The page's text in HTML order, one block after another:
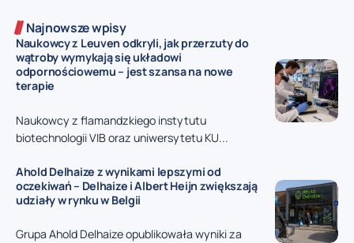
Najnowsze wpisy
Naukowcy z Leuven odkryli, jak przerzuty do
wątroby wymykają się układowi
odpornościowemu – jest szansa na nowe
terapie
Naukowcy z flamandzkiego instytutu
biotechnologii VIB oraz uniwersytetu KU...
Ahold Delhaize z wynikami lepszymi od
oczekiwań – Delhaize i Albert Heijn zwiększają
udziały w rynku w Belgii
Grupa Ahold Delhaize opublikowała wyniki za